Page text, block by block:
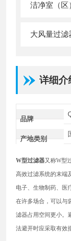
洁净室（区
大风量过滤
详细介
品牌
产地类别
W型过滤器又称W型
高效过滤系统的末端
电子、生物制药、医
在许多场合，可以与
滤器占用空间更小。
法避开时应采取有效